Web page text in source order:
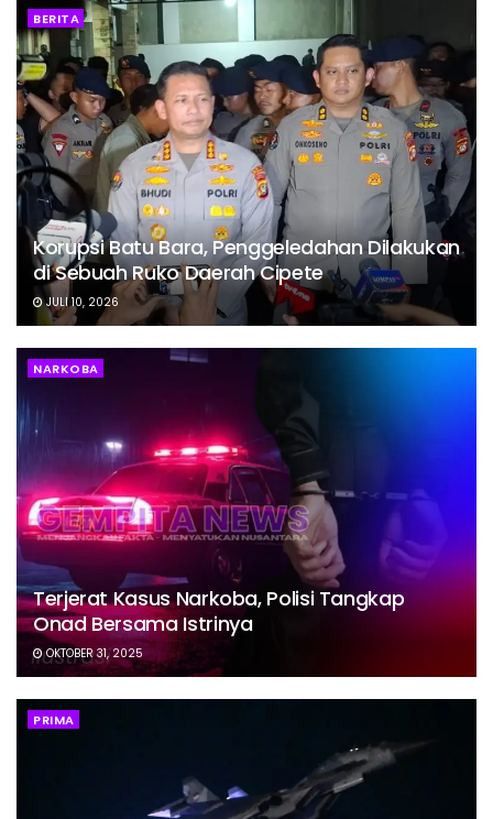
BERITA
Korupsi Batu Bara, Penggeledahan Dilakukan
di Sebuah Ruko Daerah Cipete
JULI 10, 2026
NARKOBA
Terjerat Kasus Narkoba, Polisi Tangkap
Onad Bersama Istrinya
OKTOBER 31, 2025
PRIMA